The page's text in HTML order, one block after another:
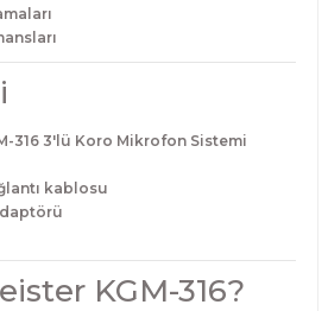
316 3'lü Koro Mikrofon Sistemi
kablosu
KGM-316?